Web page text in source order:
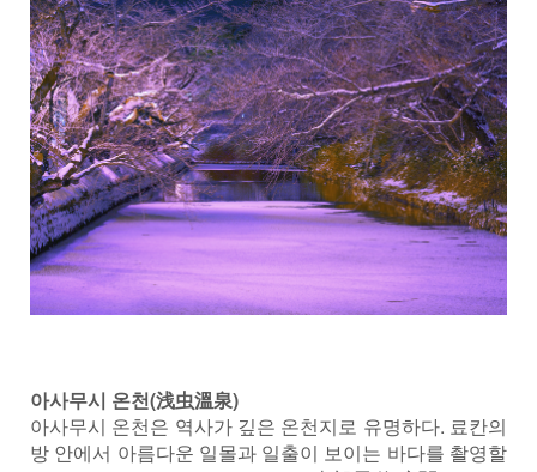
아사무시 온천(浅虫溫泉)
아사무시 온천은 역사가 깊은 온천지로 유명하다. 료칸의
방 안에서 아름다운 일몰과 일출이 보이는 바다를 촬영할